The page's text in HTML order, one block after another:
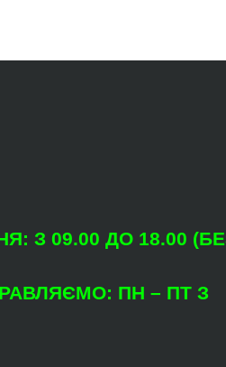
З 09.00 ДО 18.00
ПН – ПТ З